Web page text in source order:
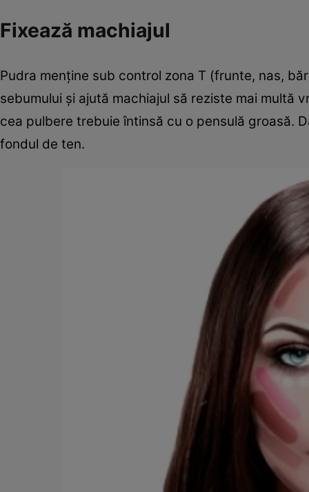
Fixează machiajul
Pudra menţine sub control zona T (frunte, nas,
sebumului şi ajută machiajul să reziste mai
cea pulbere trebuie întinsă cu o pensulă groasă.
fondul de ten.